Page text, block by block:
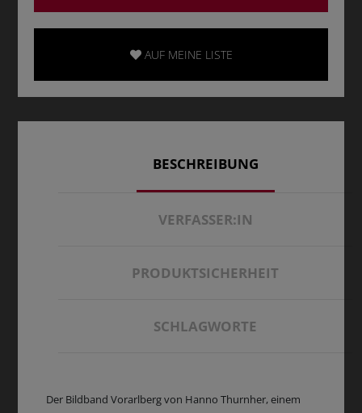
AUF MEINE LISTE
BESCHREIBUNG
VERFASSER:IN
PRODUKTSICHERHEIT
SCHLAGWORTE
Der Bildband Vorarlberg von Hanno Thurnher, einem